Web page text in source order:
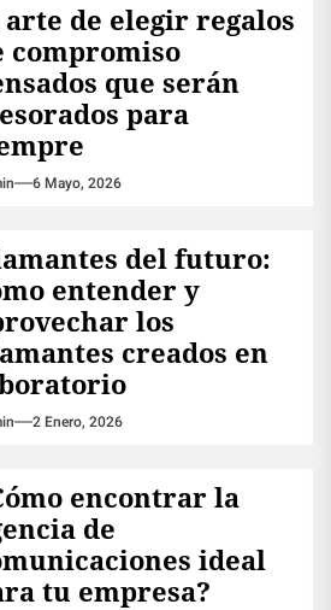
arte de elegir regalos
compromiso
que serán
para
6 Mayo, 2026
del futuro:
entender y
los
creados en
2 Enero, 2026
encontrar la
de
ideal
tu empresa?